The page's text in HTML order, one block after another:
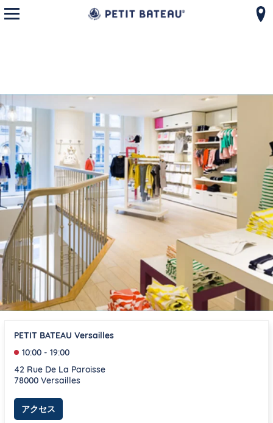
モバイルメニューを開く
PETIT BATEAU Versailles
10:00 - 19:00
42 Rue De La Paroisse
78000 Versailles
アクセス